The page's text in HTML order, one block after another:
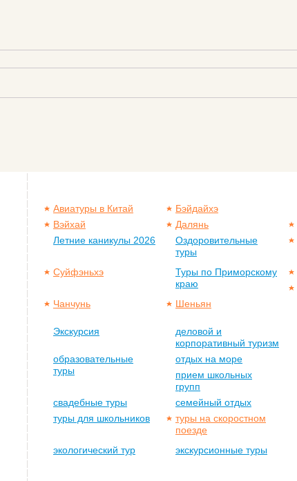
Авиатуры в Китай Бэйдайхэ
Вэйхай
Далянь
Летние каникулы 2026
Оздоровительные
туры
Суйфэньхэ
Туры по Приморскому
краю
Чанчунь
Шеньян
Экскурсия
деловой и
корпоративный туризм
образовательные
туры
отдых на море
прием школьных
групп
свадебные туры
семейный отдых
туры для школьников
туры на скоростном
поезде
экологический тур
экскурсионные туры